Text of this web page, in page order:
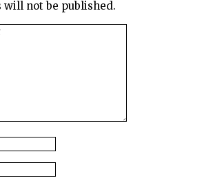
will not be published.